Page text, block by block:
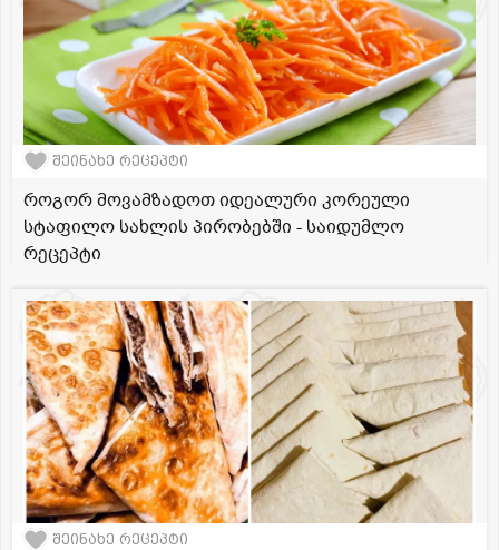
შეინახე რეცეპტი
როგორ მოვამზადოთ იდეალური კორეული
სტაფილო სახლის პირობებში - საიდუმლო
რეცეპტი
შეინახე რეცეპტი